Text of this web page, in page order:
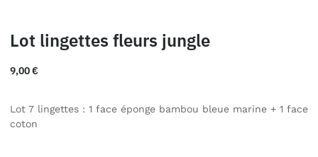
Lot lingettes fleurs jungle
9,00€
Lot 7 lingettes : 1 face éponge bambou bleue marine + 1 face
coton